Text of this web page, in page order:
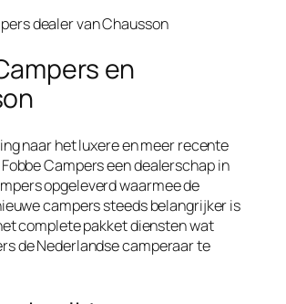
en
naar het luxere en meer recente
Campers een dealerschap in
opgeleverd waarmee de
campers steeds belangrijker is
complete pakket diensten wat
de Nederlandse camperaar te